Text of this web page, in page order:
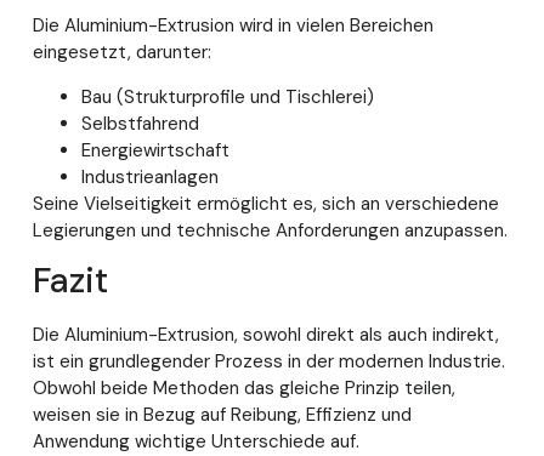
Die Aluminium-Extrusion wird in vielen Bereichen
eingesetzt, darunter:
Bau (Strukturprofile und Tischlerei)
Selbstfahrend
Energiewirtschaft
Industrieanlagen
Seine Vielseitigkeit ermöglicht es, sich an verschiedene
Legierungen und technische Anforderungen anzupassen.
Fazit
Die Aluminium-Extrusion, sowohl direkt als auch indirekt,
ist ein grundlegender Prozess in der modernen Industrie.
Obwohl beide Methoden das gleiche Prinzip teilen,
weisen sie in Bezug auf Reibung, Effizienz und
Anwendung wichtige Unterschiede auf.